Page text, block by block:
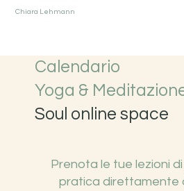
Chiara Lehmann
Calendario
Yoga &
Soul online space
Prenota le tue lezioni
pratica direttamente